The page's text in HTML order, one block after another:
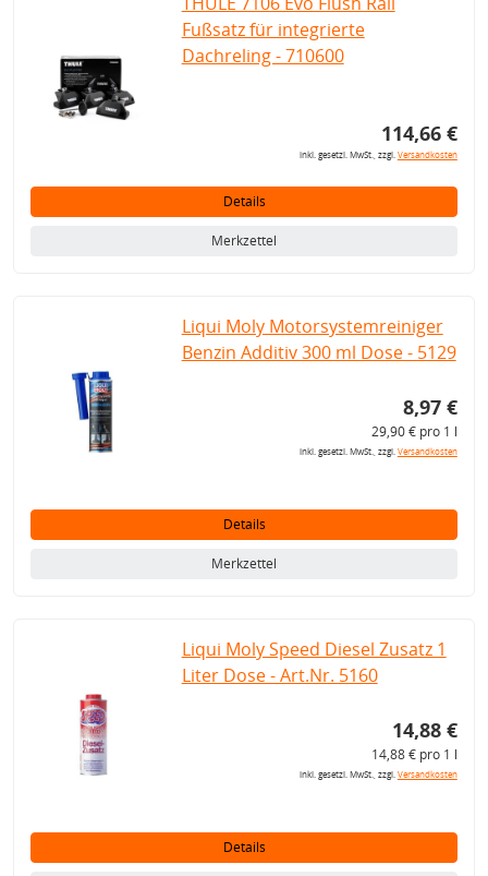
Fußsatz für integrierte
Dachreling - 710600
114,66 €
inkl. gesetzl. MwSt., zzgl.Versandkosten
Details
Merkzettel
Liqui Moly Motorsystemreiniger
Benzin Additiv 300 ml Dose - 5129
8,97 €
29,90 € pro 1 l
inkl. gesetzl. MwSt., zzgl.Versandkosten
Details
Merkzettel
Liqui Moly Speed Diesel Zusatz 1
Liter Dose - Art.Nr. 5160
14,88 €
14,88 € pro 1 l
inkl. gesetzl. MwSt., zzgl.Versandkosten
Details